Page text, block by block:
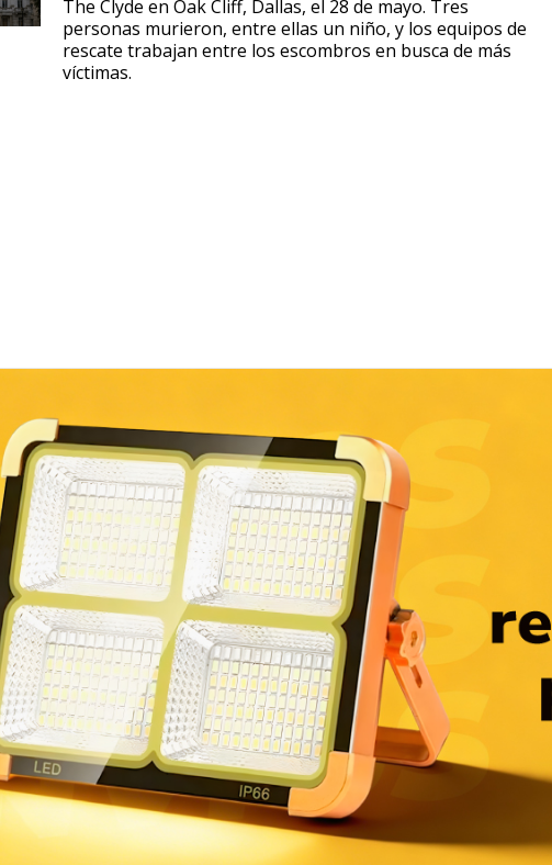
The Clyde en Oak Cliff, Dallas, el 28 de mayo. Tres
personas murieron, entre ellas un niño, y los equipos de
rescate trabajan entre los escombros en busca de más
víctimas.